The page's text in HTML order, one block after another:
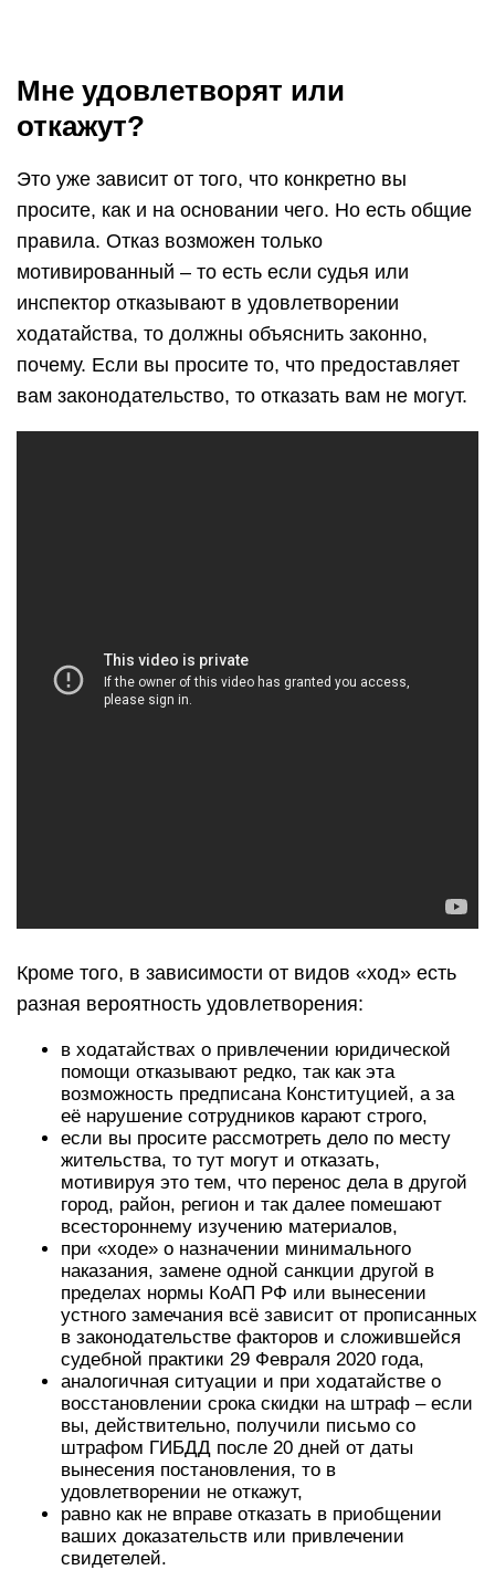
Мне удовлетворят или
откажут?
Это уже зависит от того, что конкретно вы
просите, как и на основании чего. Но есть общие
правила. Отказ возможен только
мотивированный – то есть если судья или
инспектор отказывают в удовлетворении
ходатайства, то должны объяснить законно,
почему. Если вы просите то, что предоставляет
вам законодательство, то отказать вам не могут.
Кроме того, в зависимости от видов «ход» есть
разная вероятность удовлетворения:
в ходатайствах о привлечении юридической
помощи отказывают редко, так как эта
возможность предписана Конституцией, а за
её нарушение сотрудников карают строго,
если вы просите рассмотреть дело по месту
жительства, то тут могут и отказать,
мотивируя это тем, что перенос дела в другой
город, район, регион и так далее помешают
всестороннему изучению материалов,
при «ходе» о назначении минимального
наказания, замене одной санкции другой в
пределах нормы КоАП РФ или вынесении
устного замечания всё зависит от прописанных
в законодательстве факторов и сложившейся
судебной практики 29 Февраля 2020 года,
аналогичная ситуации и при ходатайстве о
восстановлении срока скидки на штраф – если
вы, действительно, получили письмо со
штрафом ГИБДД после 20 дней от даты
вынесения постановления, то в
удовлетворении не откажут,
равно как не вправе отказать в приобщении
ваших доказательств или привлечении
свидетелей.